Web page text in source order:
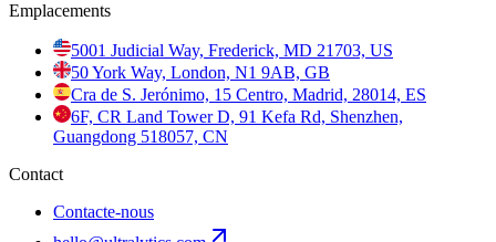
Emplacements
5001 Judicial Way, Frederick, MD 21703, US
50 York Way, London, N1 9AB, GB
Cra de S. Jerónimo, 15 Centro, Madrid, 28014, ES
6F, CR Land Tower D, 91 Kefa Rd, Shenzhen,
Guangdong 518057, CN
Contact
Contacte-nous